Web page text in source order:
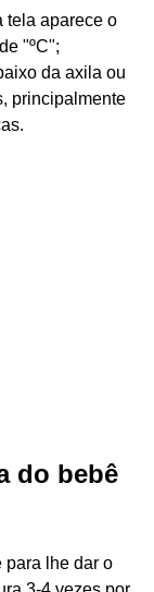
tela aparece o
"ºC";
da axila ou
principalmente
do bebê
para lhe dar o